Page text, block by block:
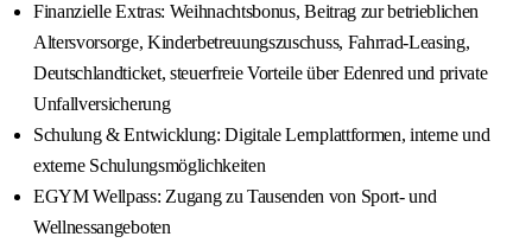
Finanzielle Extras: Weihnachtsbonus, Beitrag zur betrieblichen
Altersvorsorge, Kinderbetreuungszuschuss, Fahrrad-Leasing,
Deutschlandticket, steuerfreie Vorteile über Edenred und private
Unfallversicherung
Schulung & Entwicklung: Digitale Lernplattformen, interne und
externe Schulungsmöglichkeiten
EGYM Wellpass: Zugang zu Tausenden von Sport- und
Wellnessangeboten